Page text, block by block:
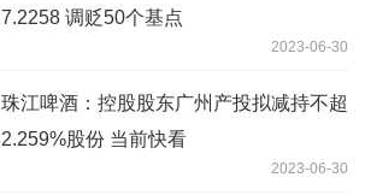
7.2258 调贬50个基点
2023-06-30
珠江啤酒：控股股东广州产投拟减持不超
2.259%股份 当前快看
2023-06-30